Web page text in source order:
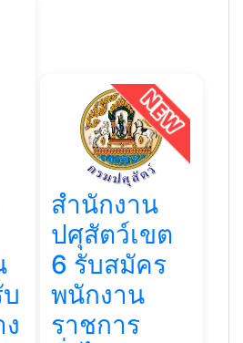
สำนักงาน
ปศุสัตว์เขต
6 รับสมัคร
พนักงาน
ราชการ